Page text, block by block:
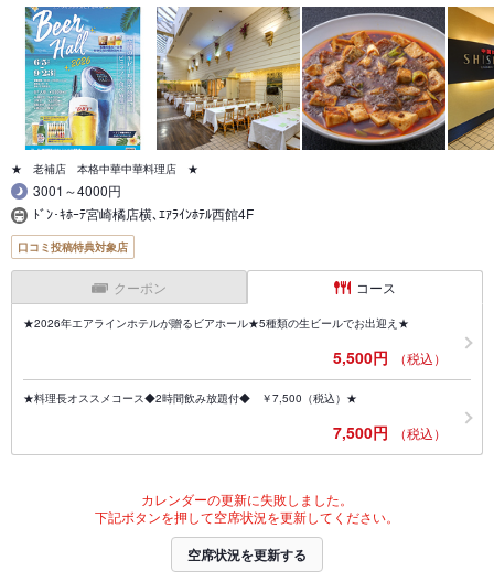
★ 老補店 本格中華中華料理店 ★
3001～4000円
ﾄﾞﾝ･ｷﾎｰﾃ宮崎橘店横､ｴｱﾗｲﾝﾎﾃﾙ西館4F
口コミ投稿特典対象店
クーポン コース
★2026年エアラインホテルが贈るビアホール★5種類の生ビールでお出迎え★
5,500円 （税込）
★料理長オススメコース◆2時間飲み放題付◆ ￥7,500（税込）★
7,500円 （税込）
カレンダーの更新に失敗しました。
下記ボタンを押して空席状況を更新してください。
空席状況を更新する